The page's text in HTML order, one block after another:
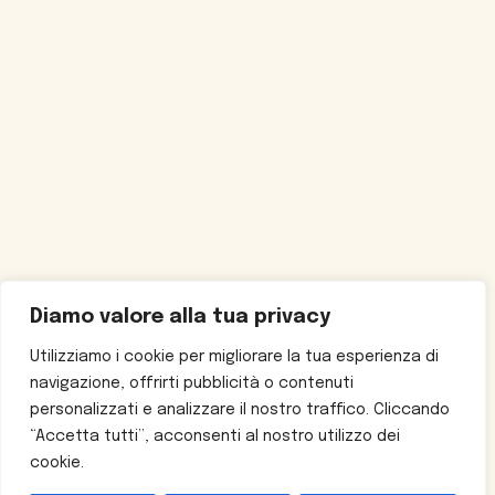
Diamo valore alla tua privacy
Utilizziamo i cookie per migliorare la tua esperienza di
navigazione, offrirti pubblicità o contenuti
personalizzati e analizzare il nostro traffico. Cliccando
“Accetta tutti”, acconsenti al nostro utilizzo dei
cookie.